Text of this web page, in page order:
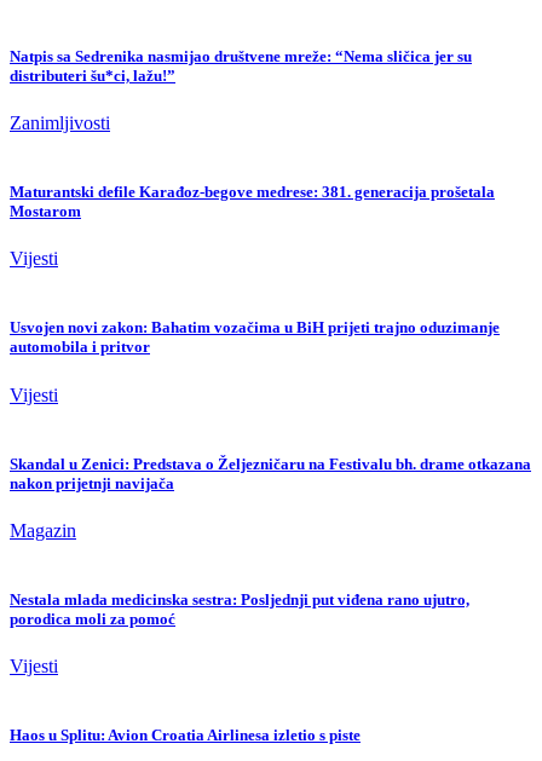
Natpis sa Sedrenika nasmijao društvene mreže: “Nema sličica jer su
distributeri šu*ci, lažu!”
Zanimljivosti
Maturantski defile Karađoz-begove medrese: 381. generacija prošetala
Mostarom
Vijesti
Usvojen novi zakon: Bahatim vozačima u BiH prijeti trajno oduzimanje
automobila i pritvor
Vijesti
Skandal u Zenici: Predstava o Željezničaru na Festivalu bh. drame otkazana
nakon prijetnji navijača
Magazin
Nestala mlada medicinska sestra: Posljednji put viđena rano ujutro,
porodica moli za pomoć
Vijesti
Haos u Splitu: Avion Croatia Airlinesa izletio s piste